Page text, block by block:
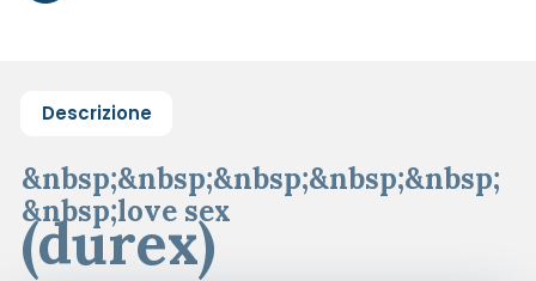
Descrizione
&nbsp;&nbsp;&nbsp;&nbsp;&nbsp;
&nbsp;love sex
(durex)